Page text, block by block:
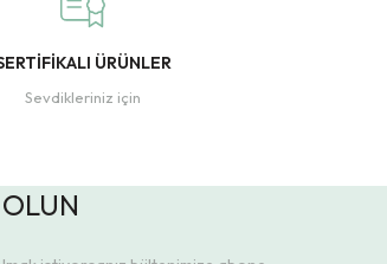
ÜRÜNLER
Sevdikleriniz için